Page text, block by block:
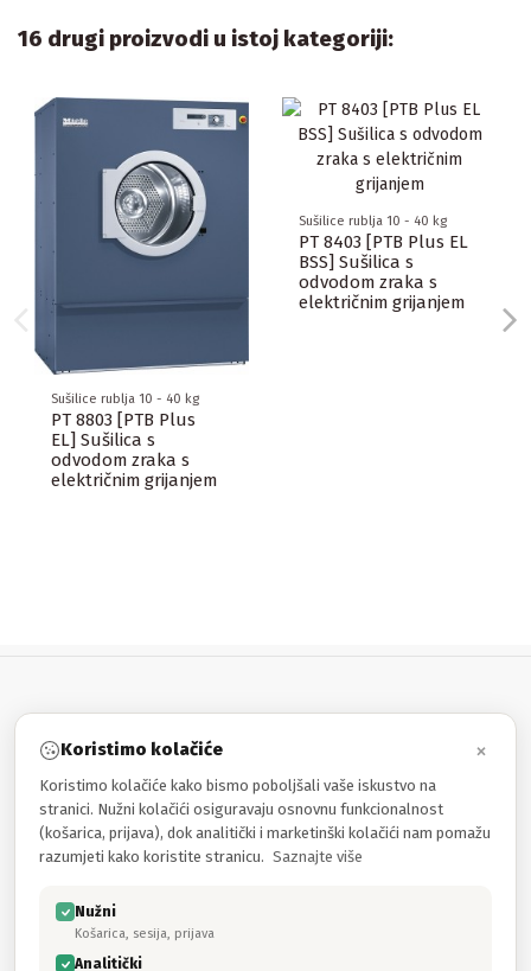
16 drugi proizvodi u istoj kategoriji:
Sušilice rublja 10 - 40 kg
PT 8803 [PTB Plus
EL] Sušilica s
odvodom zraka s
električnim grijanjem
Sušilice rublja 10 - 40 kg
PT 8403 [PTB Plus EL
BSS] Sušilica s
odvodom zraka s
električnim grijanjem
Koristimo kolačiće ×
Koristimo kolačiće kako bismo poboljšali vaše iskustvo na
stranici. Nužni kolačići osiguravaju osnovnu funkcionalnost
(košarica, prijava), dok analitički i marketinški kolačići nam pomažu
razumjeti kako koristite stranicu. Saznajte više
Nužni
Košarica, sesija, prijava
Analitički
INFORMACIJE
MOJ RAČUN